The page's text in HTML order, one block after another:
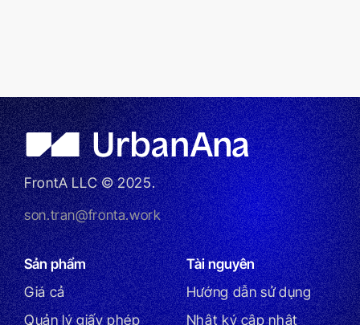
FrontA LLC © 2025.
son.tran@fronta.work
Sản phẩm
Giá cả
Quản lý giấy phép
Tài nguyên
Hướng dẫn sử dụng
Nhật ký cập nhật